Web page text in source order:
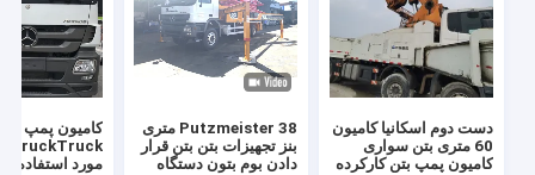
دست دوم اسکانیا کامیون
60 متری بتن سواری
کامیون پمپ بتن کارکرده
Putzmeister 38 متری
بنز تجهیزات بتن بتن قرار
دادن بوم بتون دستگاه
کامیون پمپ
مورد استفاده